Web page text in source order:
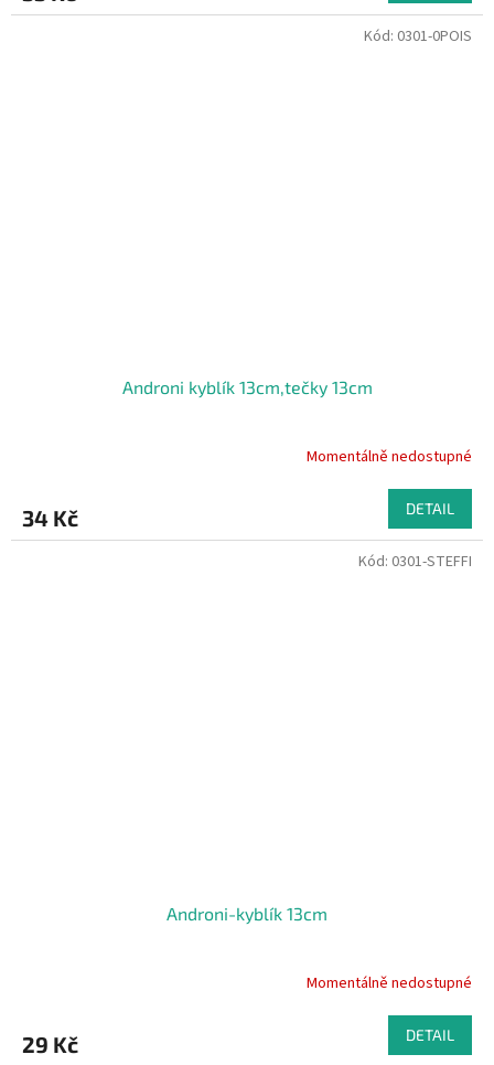
Androni kyblík 13cm,tečky 13cm
Momentálně nedostupné
34 Kč DETAIL
Kód: 0301-0POIS
Androni-kyblík 13cm
Momentálně nedostupné
29 Kč DETAIL
Kód: 0301-STEFFI